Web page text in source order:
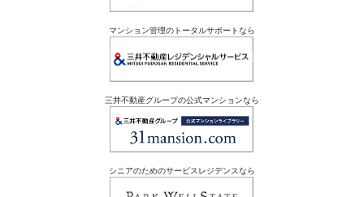
マンション管理のトータルサポートなら
三井不動産グループの公式マンションなら
シニアのためのサービスレジデンスなら